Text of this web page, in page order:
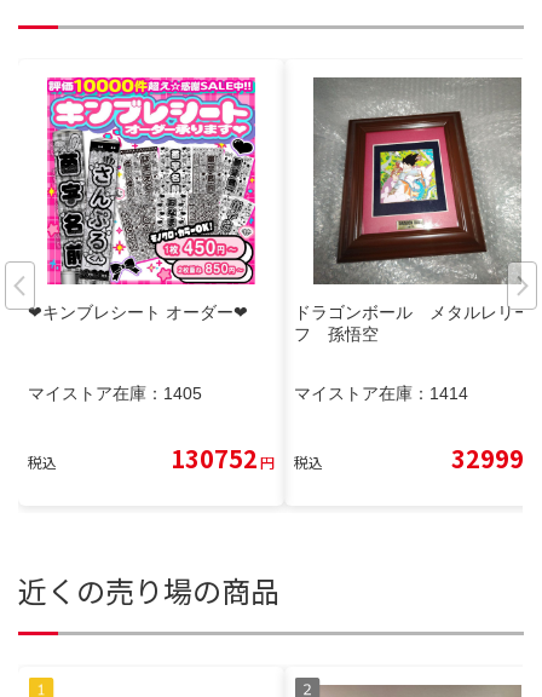
❤︎キンブレシート オーダー❤︎
マイストア在庫： 1405
税込 130752円
ドラゴンボール メタルレリー
フ 孫悟空
マイストア在庫： 1414
税込 32999
近くの売り場の商品